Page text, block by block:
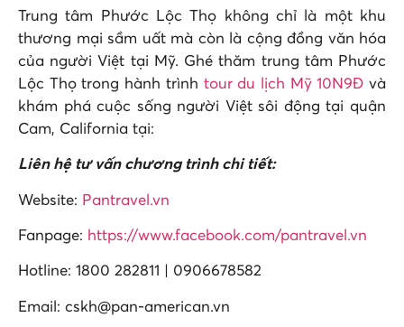
Trung tâm Phước Lộc Thọ không chỉ là một khu
thương mại sầm uất mà còn là cộng đồng văn hóa
của người Việt tại Mỹ. Ghé thăm trung tâm Phước
Lộc Thọ trong hành trình tour du lịch Mỹ 10N9Đ và
khám phá cuộc sống người Việt sôi động tại quận
Cam, California tại:
Liên hệ tư vấn chương trình chi tiết:
Website: Pantravel.vn
Fanpage: https://www.facebook.com/pantravel.vn
Hotline: 1800 282811 | 0906678582
Email: cskh@pan-american.vn